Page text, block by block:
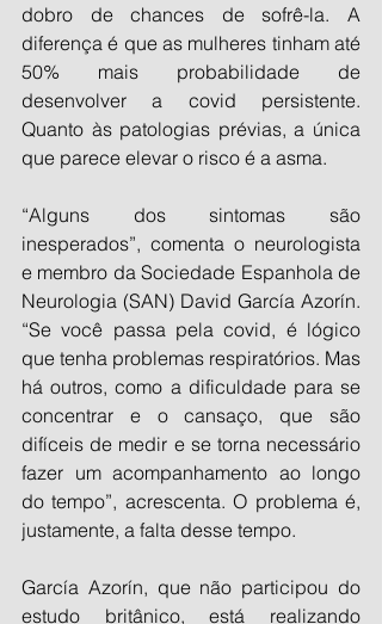
dobro de chances de sofrê-la. A
diferença é que as mulheres tinham até
50% mais probabilidade de
desenvolver a covid persistente.
Quanto às patologias prévias, a única
que parece elevar o risco é a asma.
“Alguns dos sintomas são
inesperados”, comenta o neurologista
e membro da Sociedade Espanhola de
Neurologia (SAN) David García Azorín.
“Se você passa pela covid, é lógico
que tenha problemas respiratórios. Mas
há outros, como a dificuldade para se
concentrar e o cansaço, que são
difíceis de medir e se torna necessário
fazer um acompanhamento ao longo
do tempo”, acrescenta. O problema é,
justamente, a falta desse tempo.
García Azorín, que não participou do
estudo britânico, está realizando